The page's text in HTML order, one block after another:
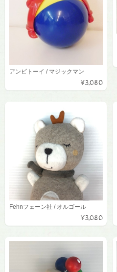
アンビトーイ / マジックマン
¥3,080
Fehnフェーン社 / オルゴール
¥3,080